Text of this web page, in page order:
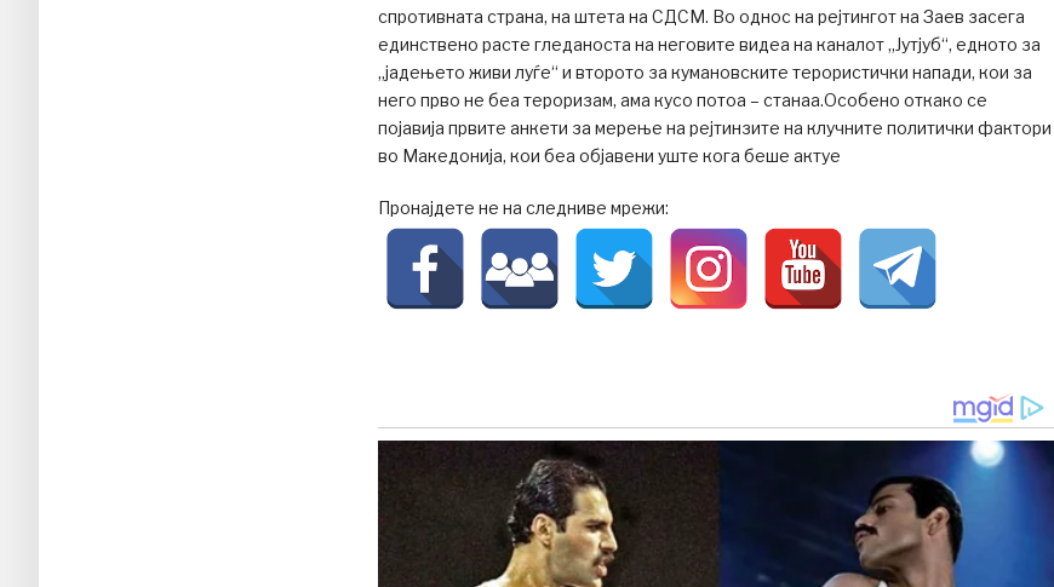
спротивната страна, на штета на СДСМ. Во однос на рејтингот на Заев засега
единствено расте гледаноста на неговите видеа на каналот „Јутјуб“, едното за
„јадењето живи луѓе“ и второто за кумановските терористички напади, кои за
него прво не беа тероризам, ама кусо потоа – станаа.Особено откако се
појавија првите анкети за мерење на рејтинзите на клучните политички фактори
во Македонија, кои беа објавени уште кога беше актуе
Пронајдете не на следниве мрежи: